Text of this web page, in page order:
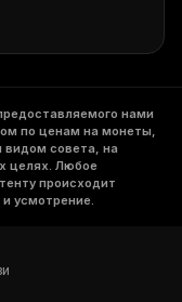
нами
по ценам на монеты,
совета, на
целях. Любое
происходит
усмотрение.